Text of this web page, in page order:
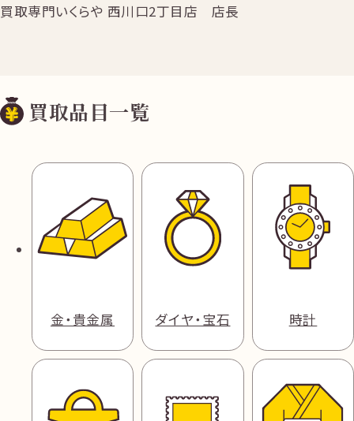
買取専門いくらや 西川口2丁目店 店長
買取品目一覧
金・貴金属 ダイヤ・宝石 時計